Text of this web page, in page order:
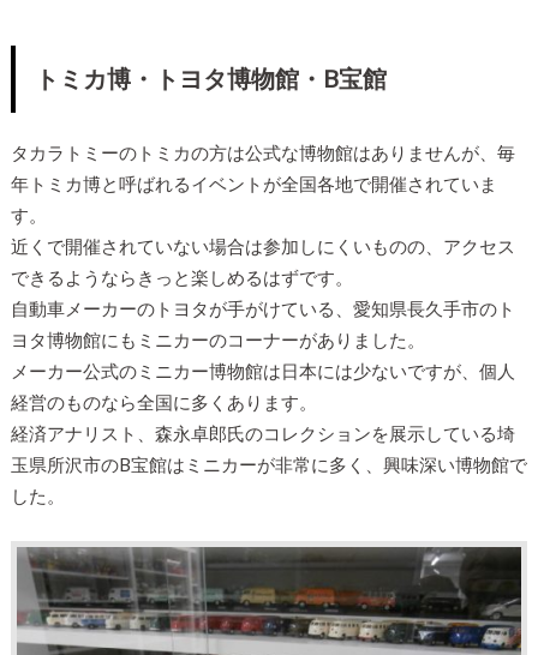
トミカ博・トヨタ博物館・B宝館
タカラトミーのトミカの方は公式な博物館はありませんが、毎
年トミカ博と呼ばれるイベントが全国各地で開催されていま
す。
近くで開催されていない場合は参加しにくいものの、アクセス
できるようならきっと楽しめるはずです。
自動車メーカーのトヨタが手がけている、愛知県長久手市のト
ヨタ博物館にもミニカーのコーナーがありました。
メーカー公式のミニカー博物館は日本には少ないですが、個人
経営のものなら全国に多くあります。
経済アナリスト、森永卓郎氏のコレクションを展示している埼
玉県所沢市のB宝館はミニカーが非常に多く、興味深い博物館で
した。